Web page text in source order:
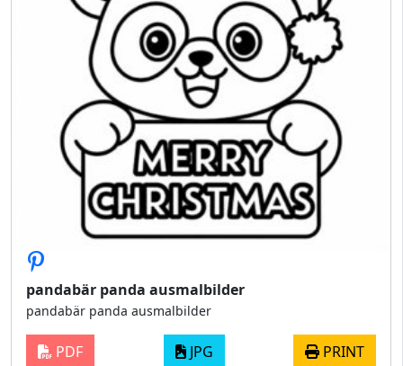
pandabär panda ausmalbilder
pandabär panda ausmalbilder
PDF JPG PRINT